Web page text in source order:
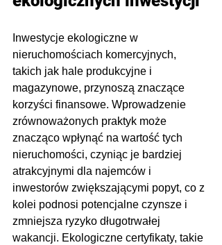
Inwestycje ekologiczne w
nieruchomościach komercyjnych,
takich jak hale produkcyjne i
magazynowe, przynoszą znaczące
korzyści finansowe. Wprowadzenie
zrównoważonych praktyk może
znacząco wpłynąć na wartość tych
nieruchomości, czyniąc je bardziej
atrakcyjnymi dla najemców i
inwestorów zwiększającymi popyt, co z
kolei podnosi potencjalne czynsze i
zmniejsza ryzyko długotrwałej
wakancji. Ekologiczne certyfikaty, takie